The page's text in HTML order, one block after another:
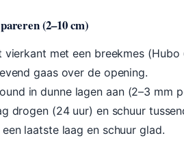
(2–10 cm)
vierkant met een breekmes
gaas over de opening.
in dunne lagen aan (2–3 mm
drogen (24 uur) en schuur
laatste laag en schuur glad.